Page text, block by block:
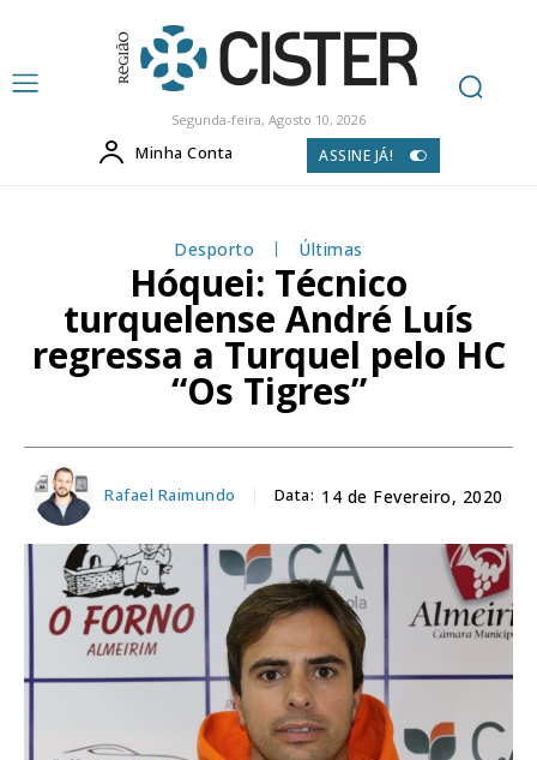
Segunda-feira, Agosto 10, 2026
Minha Conta ASSINE JÁ!
Desporto Últimas
Hóquei: Técnico
turquelense André Luís
regressa a Turquel pelo HC
“Os Tigres”
Rafael Raimundo Data: 14 de Fevereiro, 2020